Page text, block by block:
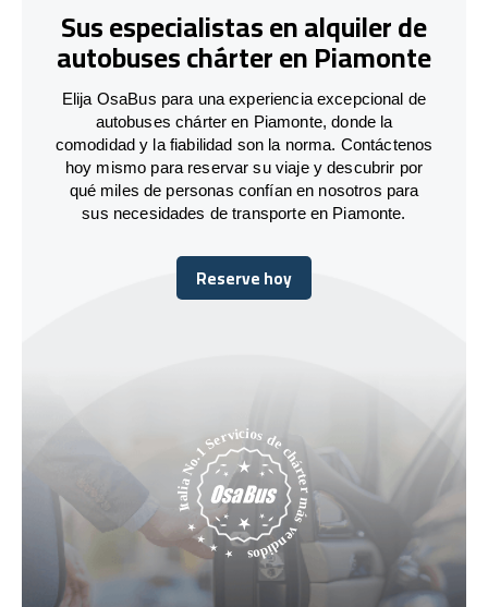
Sus especialistas en alquiler de
autobuses chárter en Piamonte
Elija OsaBus para una experiencia excepcional de
autobuses chárter en Piamonte, donde la
comodidad y la fiabilidad son la norma. Contáctenos
hoy mismo para reservar su viaje y descubrir por
qué miles de personas confían en nosotros para
sus necesidades de transporte en Piamonte.
Reserve hoy
Reserve hoy